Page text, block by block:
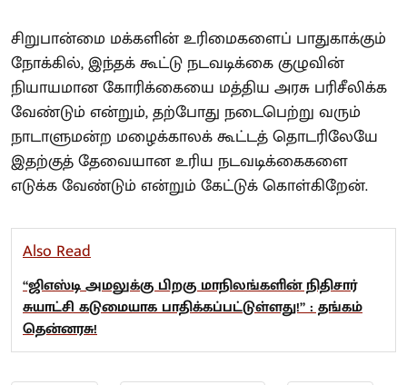
சிறுபான்மை மக்களின் உரிமைகளைப் பாதுகாக்கும்
நோக்கில், இந்தக் கூட்டு நடவடிக்கை குழுவின்
நியாயமான கோரிக்கையை மத்திய அரசு பரிசீலிக்க
வேண்டும் என்றும், தற்போது நடைபெற்று வரும்
நாடாளுமன்ற மழைக்காலக் கூட்டத் தொடரிலேயே
இதற்குத் தேவையான உரிய நடவடிக்கைகளை
எடுக்க வேண்டும் என்றும் கேட்டுக் கொள்கிறேன்.
Also Read
“ஜிஎஸ்டி அமலுக்கு பிறகு மாநிலங்களின் நிதிசார்
சுயாட்சி கடுமையாக பாதிக்கப்பட்டுள்ளது!” : தங்கம்
தென்னரசு!